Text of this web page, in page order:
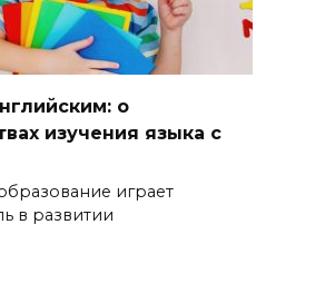
о
изучения языка с
играет
в развитии